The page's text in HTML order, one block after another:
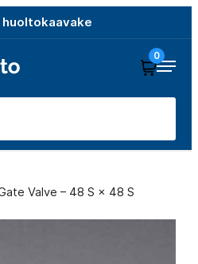
0
Valve – 48 S × 48 S